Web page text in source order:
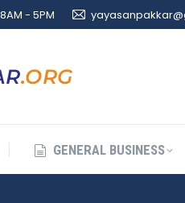
- 5PM
GENERAL BUSINESS
GENERAL BUSINESS